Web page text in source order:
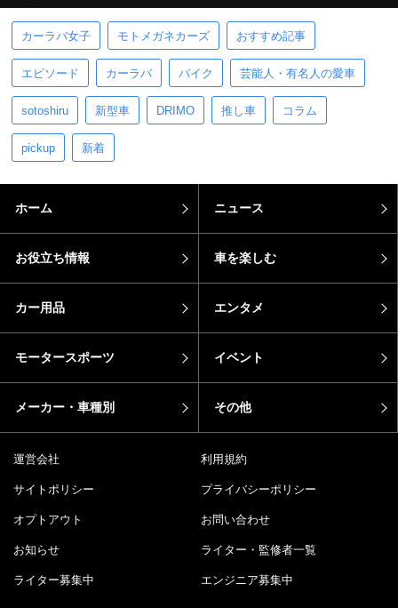
カーラバ女子 モトメガネカーズ おすすめ記事
エピソード カーラバ バイク 芸能人・有名人の愛車
sotoshiru 新型車 DRIMO 推し車 コラム
pickup 新着
ホーム ニュース
お役立ち情報 車を楽しむ
カー用品 エンタメ
モータースポーツ イベント
メーカー・車種別 その他
運営会社 利用規約
サイトポリシー プライバシーポリシー
オプトアウト お問い合わせ
お知らせ ライター・監修者一覧
ライター募集中 エンジニア募集中